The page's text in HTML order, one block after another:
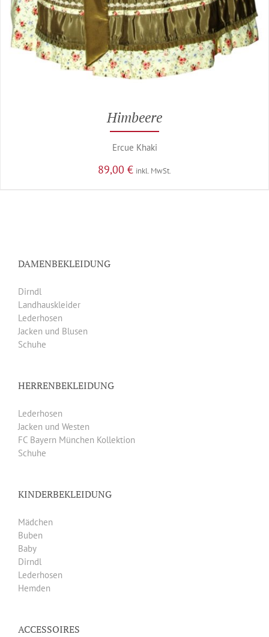
Himbeere
Ercue Khaki
89,00 € inkl. MwSt.
DAMENBEKLEIDUNG
Dirndl
Landhauskleider
Lederhosen
Jacken und Blusen
Schuhe
HERRENBEKLEIDUNG
Lederhosen
Jacken und Westen
FC Bayern München Kollektion
Schuhe
KINDERBEKLEIDUNG
Mädchen
Buben
Baby
Dirndl
Lederhosen
Hemden
ACCESSOIRES